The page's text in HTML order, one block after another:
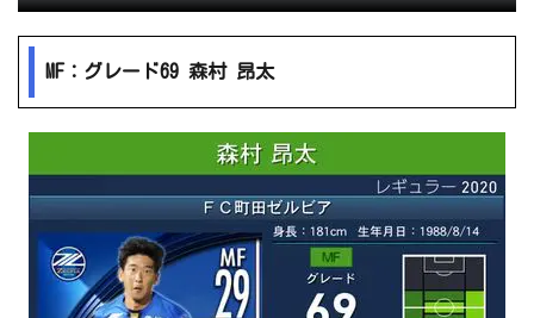
MF：グレード69 森村 昂太